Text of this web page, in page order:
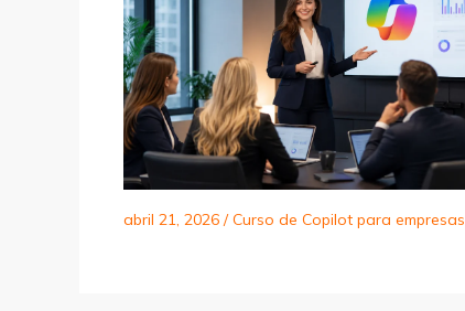
abril 21, 2026 /Curso de Copilot para empresas